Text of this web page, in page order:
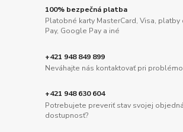
100% bezpečná platba
Platobné karty MasterCard, Visa, platby
Pay, Google Pay a iné
+421 948 849 899
Neváhajte nás kontaktovať pri
+421 948 630 604
Potrebujete preveriť stav svojej
dostupnosť?